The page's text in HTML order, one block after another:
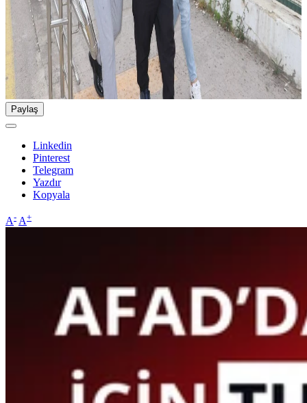
Paylaş
Linkedin
Pinterest
Telegram
Yazdır
Kopyala
A- A+